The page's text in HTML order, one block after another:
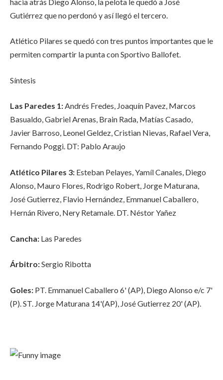
Gutiérrez que no perdonó y así llegó el tercero.
Atlético Pilares se quedó con tres puntos importantes que le
permiten compartir la punta con Sportivo Ballofet.
Síntesis
Las Paredes 1:Andrés Fredes, Joaquín Pavez, Marcos
Basualdo, Gabriel Arenas, Brain Rada, Matías Casado,
Javier Barroso, Leonel Geldez, Cristian Nievas, Rafael Vera,
Fernando Poggi. DT: Pablo Araujo
Atlético Pilares 3: Esteban Pelayes, Yamíl Canales, Diego
Alonso, Mauro Flores, Rodrigo Robert, Jorge Maturana,
José Gutierrez, Flavio Hernández, Emmanuel Caballero,
Hernán Rivero, Nery Retamale. DT. Néstor Yañez
Cancha: Las Paredes
Árbitro:Sergio Ribotta
Goles: PT. Emmanuel Caballero 6' (AP), Diego Alonso e/c 7'
(P). ST. Jorge Maturana 14'(AP), José Gutierrez 20' (AP).